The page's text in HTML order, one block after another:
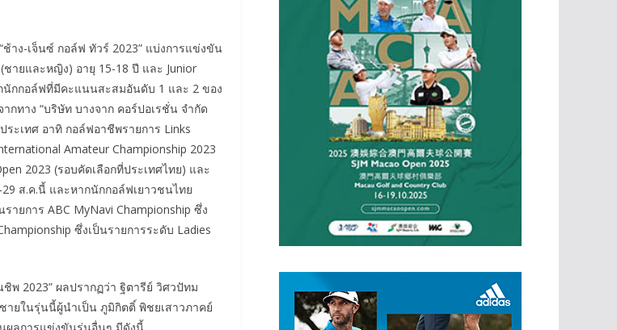
าง-เจ็นซ์ กอล์ฟ ทัวร์ 2023” แบ่งการแข่งขัน
ชายและหญิง) อายุ 15-18 ปี และ Junior
นักกอล์ฟที่มีคะแนนสะสมอันดับ 1 และ 2 ของ
ทาง “บริษัท บางจาก คอร์ปอเรชั่น จำกัด
ะเทศ อาทิ กอล์ฟอาชีพรายการ Links
Amateur Championship 2023
2023 (รอบคัดเลือกที่ประเทศไทย) และ
ส.ค.นี้ และหากนักกอล์ฟเยาวชนไทย
ายการ ABC MyNavi Championship ซึ่ง
ซึ่งเป็นรายการระดับ Ladies
พ 2023” ผลปรากฏว่า ฐิตารีย์ วิศวปัทม
ยในรุ่นนี้ผู้นำเป็น ภูมิกิตติ์ พิชยเสาวภาคย์